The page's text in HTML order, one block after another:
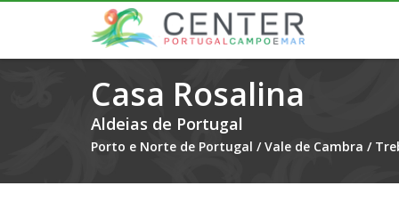
Casa Rosalina
Aldeias de Portugal
Porto e Norte de Portugal /Vale de Cambra /